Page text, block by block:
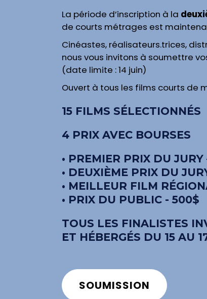
La période d’inscription à la
de courts métrages est
Cinéastes, réalisateurs.trices,
nous vous invitons à soumettre
(date limite : 14 juin)
Ouvert à tous les films courts de
15 FILMS SÉLECTIONNÉS
4 PRIX AVEC BOURSES
• PREMIER PRIX DU JURY
• DEUXIÈME PRIX DU
• MEILLEUR FILM
• PRIX DU PUBLIC - 500$
TOUS LES FINALISTES
ET HÉBERGÉS DU 15 AU
SOUMISSION